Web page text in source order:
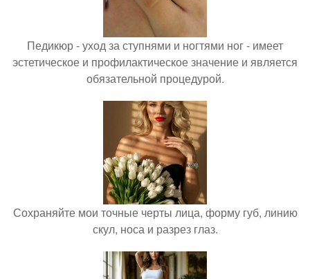
Педикюр - уход за ступнями и ногтями ног - имеет
эстетическое и профилактическое значение и является
обязательной процедурой.
Сохраняйте мои точные черты лица, форму губ, линию
скул, носа и разрез глаз.